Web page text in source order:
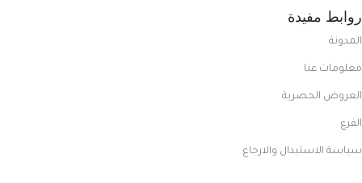
روابط مفيدة
المدونة
معلومات عنا
العروض الحصرية
الفرع
سياسة الاستبدال والارجاع